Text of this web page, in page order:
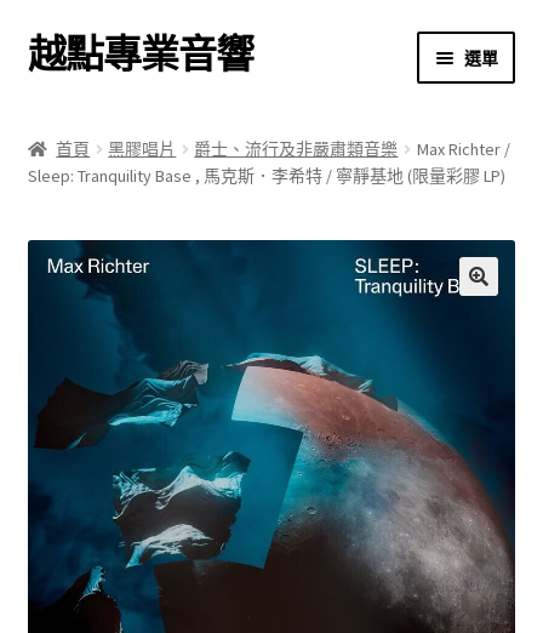
跳
至
覽
列
跳
至
要
內
越點專業音響 選單
商店
關於我們
結帳
購物車
首頁 黑膠唱片 爵士、流行及非嚴肅類音樂
Max Richter /
Sleep: Tranquility Base , 馬克斯．李希特 / 寧靜基地 (限量彩膠 LP)